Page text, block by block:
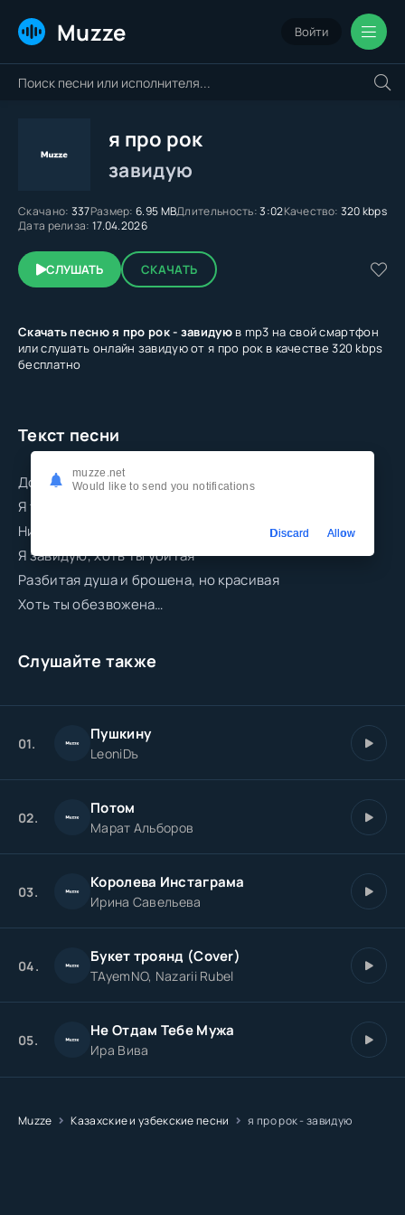
Muzze Войти
я про рок
завидую
Скачано: 337Размер: 6.95 MBДлительность:3:02Качество: 320 kbps
Дата релиза: 17.04.2026
СЛУШАТЬ СКАЧАТЬ
Скачать песню я про рок - завидуюв mp3 на свой смартфон
или слушать онлайн завидую от я про рок в качестве 320 kbps
бесплатно
Текст песни
Дорогая моя
Я тебе завидую и почти в открытую
Ни одного выхода из моей обиды к тебе
Я завидую, хоть ты убитая
Разбитая душа и брошена, но красивая
Хоть ты обезвожена…
Слушайте также
01. Пушкину
LeoniDъ
02. Потом
Марат Альборов
03. Королева Инстаграма
Ирина Савельева
04. Букет троянд (Cover)
TAyemNO, Nazarii Rubel
05. Не Отдам Тебе Мужа
Ира Вива
Muzze Казахские и узбекские песни я про рок - завидую
muzze.net
Would like to send you notifications
Discard Allow